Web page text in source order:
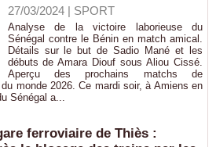
27/03/2024| SPORT
Analyse de la victoire laborieuse du
Sénégal contre le Bénin en match amical.
Détails sur le but de Sadio Mané et les
débuts de Amara Diouf sous Aliou Cissé.
Aperçu des prochains matchs de
monde 2026. Ce mardi soir, à Amiens en
Sénégal a...
ferroviaire de Thiès :